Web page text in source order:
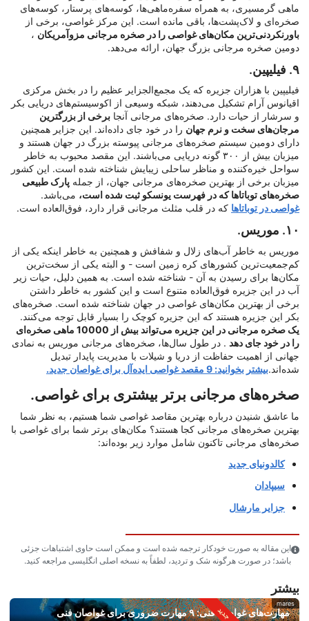
ماهی گرمسیری، به همراه سفره‌ماهی‌ها، کوسه‌های پرستار، کوسه‌های
صخره‌ای و لاک‌پشت‌ها، باقی مانده است. این مرکز غواصی، برخی از
باورنکردنی‌ترین مکان‌های غواصی را در صخره مرجانی مزوآمریکان ،
دومین صخره مرجانی بزرگ جهان، ارائه می‌دهد.
۹. فیلیپین.
فیلیپین با هزاران جزیره که یک مجمع‌الجزایر عظیم را در بخش مرکزی
اقیانوس آرام تشکیل می‌دهند، شبکه وسیعی از اکوسیستم‌های دریایی بکر
و سرشار از حیات دارد. صخره‌های مرجانی آنجا برخی از بزرگترین
مرجان‌های سخت و نرم جهان را در خود جای داده‌اند. این جزایر همچنین
دارای دومین سیستم صخره‌های مرجانی پیوسته بزرگ در جهان هستند و
میزبان بیش از ۳۰۰ گونه دریایی می‌باشند. این مقصد محبوب به خاطر
سواحل خیره‌کننده و مناظر ساحلی زیبایش شناخته شده است. این کشور
میزبان برخی از بهترین صخره‌های مرجانی جهان، از جمله پارک طبیعی
صخره‌های توباتاها که در فهرست یونسکو ثبت شده است، می‌باشد.
غواصی در توباتاها که در قلب مثلث مرجانی قرار دارد، فوق‌العاده است.
۱۰. موریس.
موریس به خاطر آب‌های زلال و شفافش و همچنین به خاطر اینکه یکی از
کم‌جمعیت‌ترین کشورهای کره زمین است - و البته یکی از سخت‌ترین
مکان‌ها برای رسیدن به آن - شناخته شده است. به همین دلیل، حیات زیر
آب در این جزیره فوق‌العاده متنوع است و این کشور به خاطر داشتن
برخی از بهترین مکان‌های غواصی در جهان شناخته شده است. صخره‌های
بکر این جزیره هستند که این جزیره کوچک را بسیار قابل توجه می‌کنند.
یک صخره مرجانی در این جزیره می‌تواند بیش از 10000 ماهی صخره‌ای
را در خود جای دهد . در طول سال‌ها، صخره‌های مرجانی موریس به نمادی
جهانی از اهمیت حفاظت از دریا و شیلات با مدیریت پایدار تبدیل
شده‌اند.بیشتر بخوانید: 9 مقصد غواصی ایده‌آل برای غواصان جدید.
صخره‌های مرجانی برتر بیشتری برای غواصی.
ما عاشق شنیدن درباره بهترین مقاصد غواصی شما هستیم، به نظر شما
بهترین صخره‌های مرجانی کجا هستند؟ مکان‌های برتر شما برای غواصی با
صخره‌های مرجانی تاکنون شامل موارد زیر بوده‌اند:
کالدونیای جدید
سیپادان
جزایر مارشال
این مقاله به صورت خودکار ترجمه شده است و ممکن است حاوی اشتباهات جزئی
باشد؛ در صورت هرگونه شک و تردید، لطفاً به نسخه اصلی انگلیسی مراجعه کنید.
بیشتر
mares
مهارت‌های غواصی فنی: ۹ مهارت ضروری برای غواصان فنی